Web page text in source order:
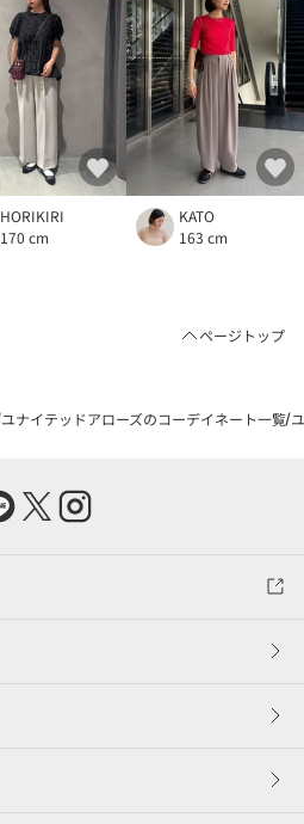
HORIKIRI
170 cm
KATO
163 cm
ページトップ
ユナイテッドアローズのコーデイネート一覧